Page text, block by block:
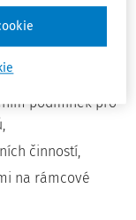
a
a studenty,
podmínek pro
činností,
na rámcové